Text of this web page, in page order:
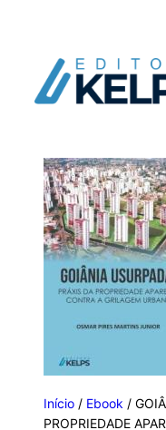
Início / Ebook /
PROPRIEDADE